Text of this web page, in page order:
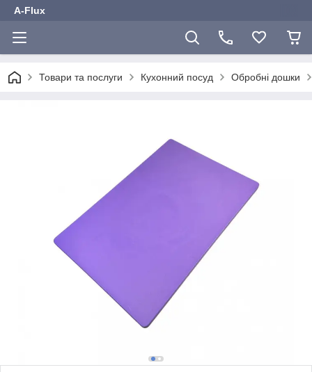
A-Flux
Товари та послуги Кухонний посуд Обробні дошки